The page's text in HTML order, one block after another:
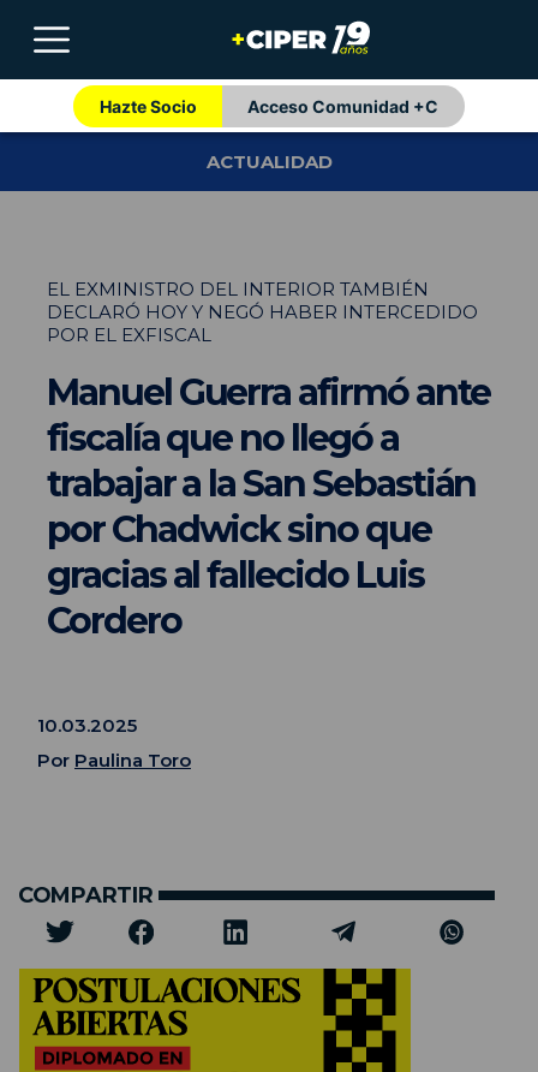
Hazte Socio Acceso Comunidad +C
ACTUALIDAD
EL EXMINISTRO DEL INTERIOR TAMBIÉN
DECLARÓ HOY Y NEGÓ HABER INTERCEDIDO
POR EL EXFISCAL
Manuel Guerra afirmó ante
fiscalía que no llegó a
trabajar a la San Sebastián
por Chadwick sino que
gracias al fallecido Luis
Cordero
10.03.2025
Por Paulina Toro
COMPARTIR